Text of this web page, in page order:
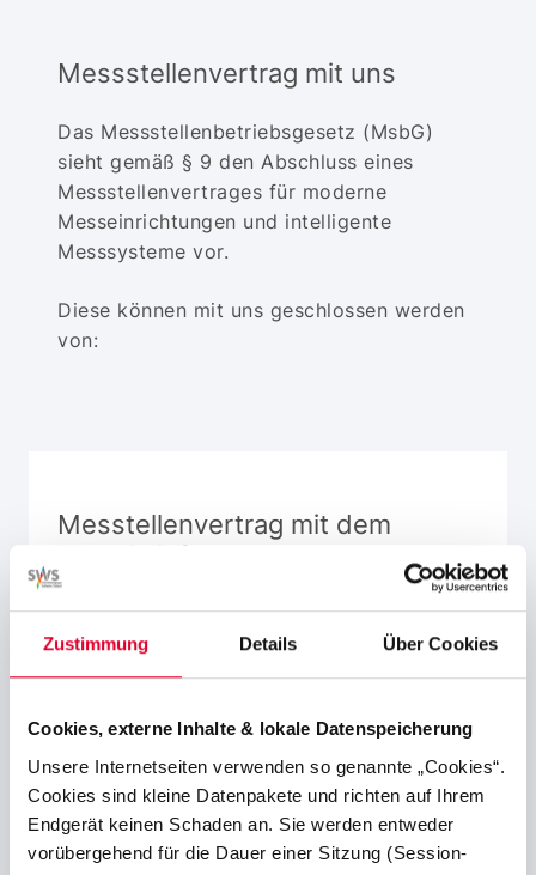
Zustimmung Details Über Cookies
Cookies, externe Inhalte & lokale Datenspeicherung
Unsere Internetseiten verwenden so genannte „Cookies“.
Cookies sind kleine Datenpakete und richten auf Ihrem
Endgerät keinen Schaden an. Sie werden entweder
vorübergehend für die Dauer einer Sitzung (Session-
Messstellenvertrag mit uns
Das Messstellenbetriebsgesetz (MsbG)
sieht gemäß § 9 den Abschluss eines
Messstellenvertrages für moderne
Messeinrichtungen und intelligente
Messsysteme vor.
Diese können mit uns geschlossen werden
von:
Messtellenvertrag mit dem
Energielieferanten
Energielieferanten können einen
Messtellen(-rahmen)vertrag über den den
Messstellenbetrieb von intelligenten
Messeinrichtungen, für die von Ihnen
versorgten Messstellen abschließen. Vorteil
für Sie als Anschlussnutzer oder
Anschlussnehmer, sie bekommen weiterhin
eine Rechnung von Ihrem